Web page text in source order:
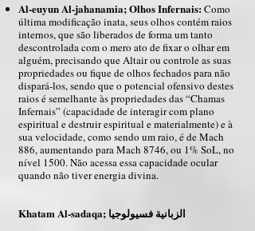
Al-euyun Al-jahanamia; Olhos Infernais:Como
última modificação inata, seus olhos contém raios
internos, que são liberados de forma um tanto
descontrolada com o mero ato de fixar o olhar em
alguém, precisando que Altair ou controle as suas
propriedades ou fique de olhos fechados para não
dispará-los, sendo que o potencial ofensivo destes
raios é semelhante às propriedades das “Chamas
Infernais” (capacidade de interagir com plano
espiritual e destruir espiritual e materialmente) e à
sua velocidade, como sendo um raio, é de Mach
886, aumentando para Mach 8746, ou 1% SoL, no
nível 1500. Não acessa essa capacidade ocular
quando não tiver energia divina.
Khatam Al-sadaqa; الزبانية فسيولوجيا